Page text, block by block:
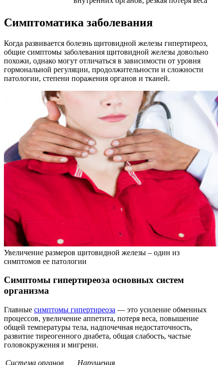
Симптоматика заболевания
Когда развивается болезнь щитовидной железы гипертиреоз,
общие симптомы заболевания щитовидной железы довольно
похожи, однако могут отличаться в зависимости от уровня
гормональной регуляции, продолжительности и сложности
патологии, степени поражения органов и тканей.
Увеличение размеров щитовидной железы – один из
симптомов ее патологии
Симптомы гипертиреоза основных систем
организма
Главные симптомы гипертиреоза — это усиление обменных
процессов, увеличение аппетита, потеря веса, повышение
общей температуры тела, надпочечная недостаточность,
развитие тиреогенного диабета, общая слабость, частые
головокружения и мигрени.
Система органов Нарушения